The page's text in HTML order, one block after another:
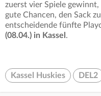
zuerst vier Spiele
gute Chancen, den Sack
entscheidende fünfte
(08.04.) in Kassel .
Kassel Huskies DEL2